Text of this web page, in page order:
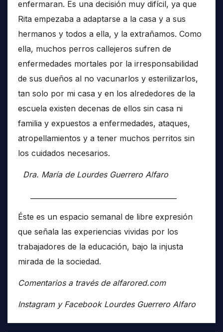
enfermaran. Es una decisión muy difícil, ya que
Rita empezaba a adaptarse a la casa y a sus
hermanos y todos a ella, y la extrañamos. Como
ella, muchos perros callejeros sufren de
enfermedades mortales por la irresponsabilidad
de sus dueños al no vacunarlos y esterilizarlos,
tan solo por mi casa y en los alrededores de la
escuela existen decenas de ellos sin casa ni
familia y expuestos a enfermedades, ataques,
atropellamientos y a tener muchos perritos sin
los cuidados necesarios.
Dra. María de Lourdes Guerrero Alfaro
Éste es un espacio semanal de libre expresión
que señala las experiencias vividas por los
trabajadores de la educación, bajo la injusta
mirada de la sociedad.
Comentarios a través de alfarored.com
Instagram y Facebook Lourdes Guerrero Alfaro